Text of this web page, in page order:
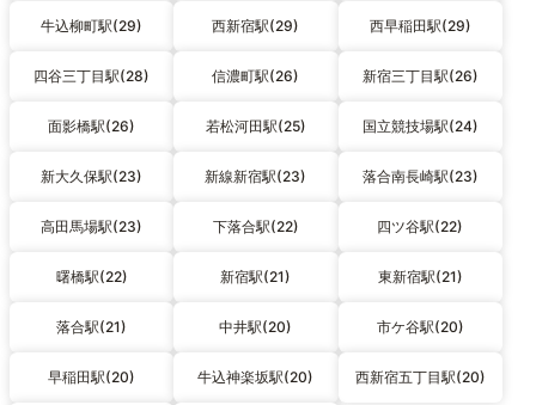
牛込柳町駅(29) 西新宿駅(29) 西早稲田駅(29)
四谷三丁目駅(28) 信濃町駅(26) 新宿三丁目駅(26)
面影橋駅(26) 若松河田駅(25) 国立競技場駅(24)
新大久保駅(23) 新線新宿駅(23) 落合南長崎駅(23)
高田馬場駅(23) 下落合駅(22) 四ツ谷駅(22)
曙橋駅(22) 新宿駅(21) 東新宿駅(21)
落合駅(21) 中井駅(20) 市ケ谷駅(20)
早稲田駅(20) 牛込神楽坂駅(20) 西新宿五丁目駅(20)